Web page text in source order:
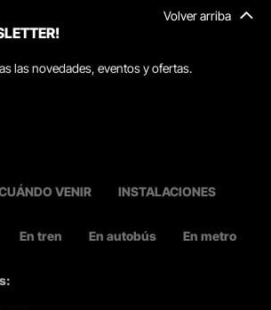
Volver arriba
las novedades, eventos y ofertas.
VENIR INSTALACIONES
En tren En autobús En metro